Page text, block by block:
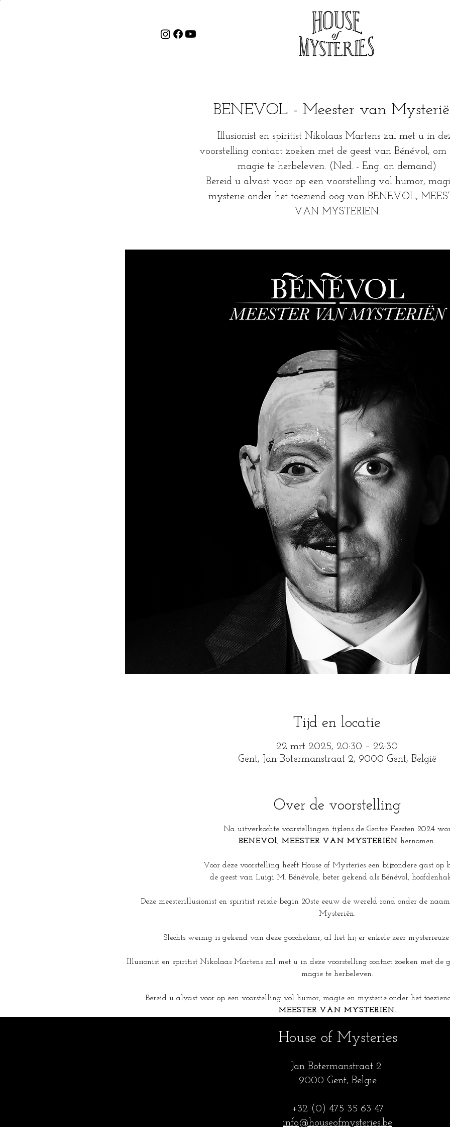
BENEVOL - Meester van
Illusionist en spiritist Nikolaas Martens zal met u in
voorstelling contact zoeken met de geest van Bénévol, om
magie te herbeleven. (Ned. - Eng. on demand)
Bereid u alvast voor op een voorstelling vol humor,
mysterie onder het toeziend oog van BENEVOL,
VAN MYSTERIËN.
Tijd en locatie
22 mrt 2025, 20:30 – 22:30
Gent, Jan Botermanstraat 2, 9000 Gent, België
Over de voorstelling
Na uitverkochte voorstellingen tijdens de Gentse Feesten 2024
BENEVOl, MEESTER VAN MYSTERIËN hernomen.
Voor deze voorstelling heeft House of Mysteries een bijzondere gast op
de geest van Luigi M. Bénévole, beter gekend als Bénévol,
Deze meesterillusionist en spiritist reisde begin 20ste eeuw de wereld rond onder de
Mysteriën.
Slechts weinig is gekend van deze goochelaar, al liet hij er enkele zeer mysterieuze
Illusionist en spiritist Nikolaas Martens zal met u in deze voorstelling contact zoeken met de
magie te herbeleven.
Bereid u alvast voor op een voorstelling vol humor, magie en mysterie onder het
MEESTER VAN MYSTERIËN.
House of Mysteries
Jan Botermanstraat 2
9000 Gent, België
+32 (0) 475 35 63 47
info@houseofmysteries.be